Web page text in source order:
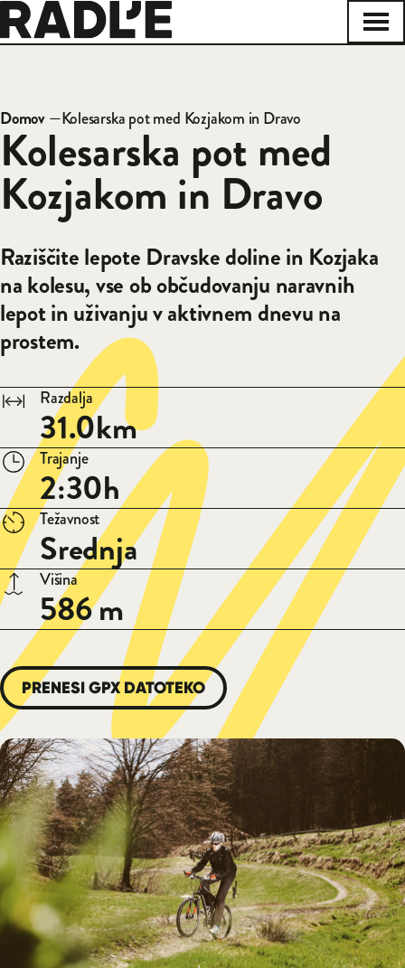
Na začetno stran
Drobtinice
Domov—Kolesarska pot med Kozjakom in Dravo
Kolesarska pot med
Kozjakom in Dravo
Raziščite lepote Dravske doline in Kozjaka
na kolesu, vse ob občudovanju naravnih
lepot in uživanju v aktivnem dnevu na
prostem.
Razdalja
31.0km
Trajanje
2:30h
Težavnost
Srednja
Višina
586 m
PRENESI GPX DATOTEKO